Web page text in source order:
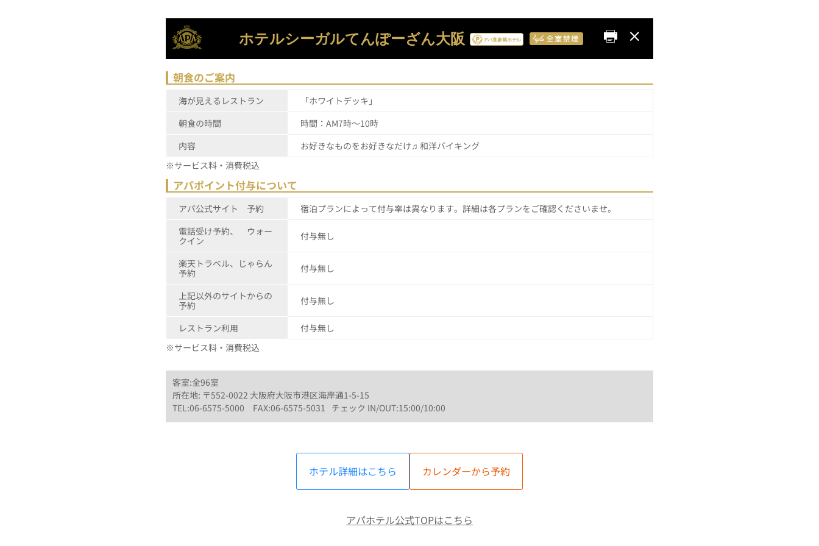
ホテルシーガルてんぽーざん大阪
朝食のご案内
海が見えるレストラン
「ホワイトデッキ」
朝食の時間
時間：AM7時～10時
内容
お好きなものをお好きなだけ♫ 和洋バイキング
※サービス料・消費税込
アパポイント付与について
アパ公式サイト 予約
宿泊プランによって付与率は異なります。詳細は各プランをご確認くださいませ。
電話受け予約、 ウォー
クイン
付与無し
楽天トラベル、じゃらん
予約
付与無し
上記以外のサイトからの
予約
付与無し
レストラン利用
付与無し
※サービス料・消費税込
客室:全96室
所在地: 〒552-0022 大阪府大阪市港区海岸通1-5-15
TEL:06-6575-5000 FAX:06-6575-5031 チェック IN/OUT:15:00/10:00
ホテル詳細はこちら カレンダーから予約
アパホテル公式TOPはこちら